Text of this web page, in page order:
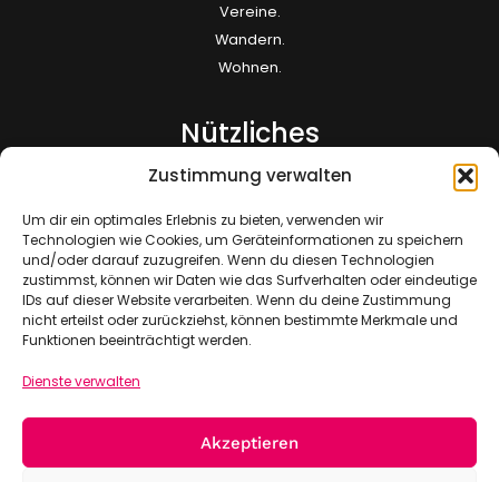
Zustimmung verwalten
Um dir ein optimales Erlebnis zu bieten, verwenden wir
Technologien wie Cookies, um Geräteinformationen zu speichern
und/oder darauf zuzugreifen. Wenn du diesen Technologien
zustimmst, können wir Daten wie das Surfverhalten oder eindeutige
IDs auf dieser Website verarbeiten. Wenn du deine Zustimmung
nicht erteilst oder zurückziehst, können bestimmte Merkmale und
Funktionen beeinträchtigt werden.
Dienste verwalten
Akzeptieren
Vereine.
Wandern.
Wohnen.
Nützliches
Kontakt
FAQ
Impressum
Datenschutz
Sitemap
Jetzt Mitglied werden!